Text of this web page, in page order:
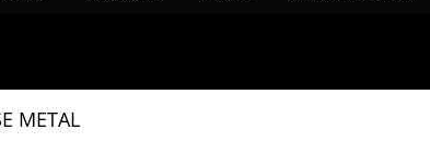
METAL